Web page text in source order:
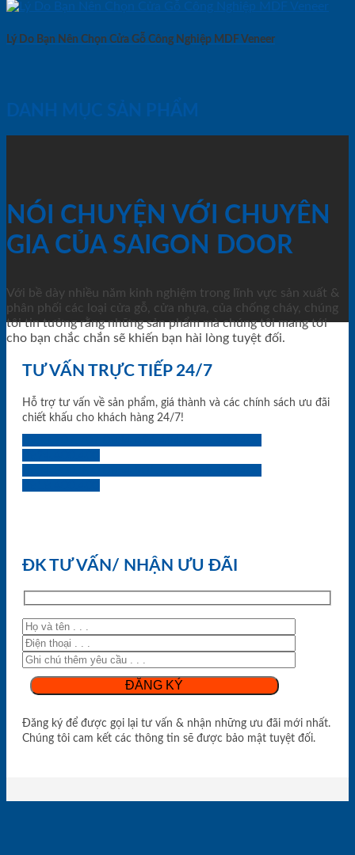
Lý Do Bạn Nên Chọn Cửa Gỗ Công Nghiệp MDF Veneer
DANH MỤC SẢN PHẨM
NÓI CHUYỆN VỚI CHUYÊN
GIA CỦA SAIGON DOOR
Với bề dày nhiều năm kinh nghiệm trong lĩnh vực sản xuất &
phân phối các loại cửa gỗ, cửa nhựa, của chống cháy, chúng
tôi tin tưởng rằng những sản phẩm mà chúng tôi mang tới
cho bạn chắc chắn sẽ khiến bạn hài lòng tuyệt đối.
TƯ VẤN TRỰC TIẾP 24/7
Hỗ trợ tư vấn về sản phẩm, giá thành và các chính sách ưu đãi
chiết khấu cho khách hàng 24/7!
ĐK TƯ VẤN/ NHẬN ƯU ĐÃI
Đăng ký để được gọi lại tư vấn & nhận những ưu đãi mới nhất.
Chúng tôi cam kết các thông tin sẽ được bảo mật tuyệt đối.